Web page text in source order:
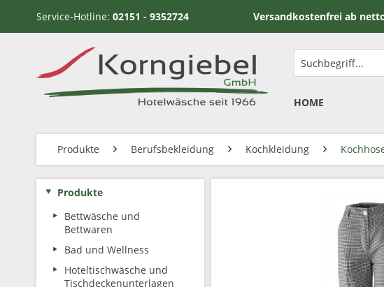
Service-Hotline: 02151 - 9352724 Versandkostenfrei ab netto €
HOME
Produkte Berufsbekleidung Kochkleidung
Produkte
Bettwäsche und
Bettwaren
Bad und Wellness
Hoteltischwäsche und
Tischdeckenunterlagen